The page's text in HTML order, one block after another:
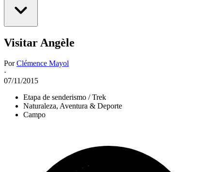
Visitar Angèle
PorClémence Mayol
·
07/11/2015
Etapa de senderismo / Trek
Naturaleza, Aventura & Deporte
Campo